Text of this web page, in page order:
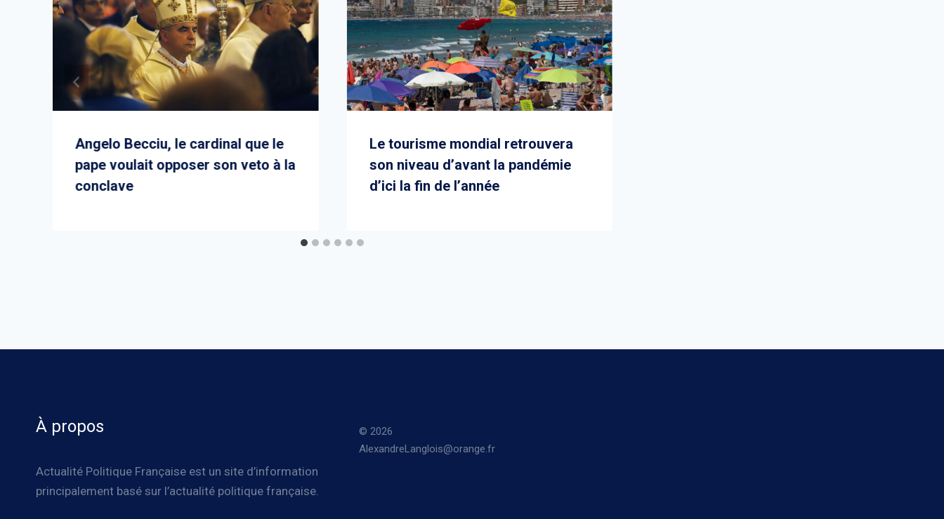
Angelo Becciu, le cardinal que le
pape voulait opposer son veto à la
conclave
Le tourisme mondial retrouvera
son niveau d’avant la pandémie
d’ici la fin de l’année
À propos
Actualité Politique Française est un site d’information
principalement basé sur l’actualité politique française.
© 2026
AlexandreLanglois@orange.fr